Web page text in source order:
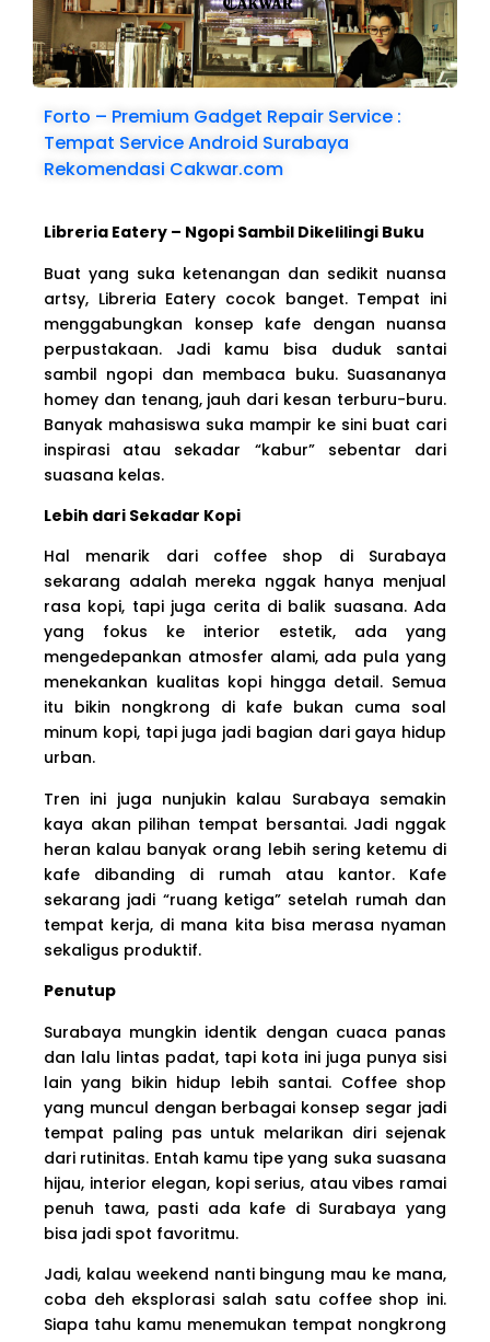
Forto – Premium Gadget Repair Service :
Tempat Service Android Surabaya
Rekomendasi Cakwar.com
Libreria Eatery – Ngopi Sambil Dikelilingi Buku
Buat yang suka ketenangan dan sedikit nuansa
artsy, Libreria Eatery cocok banget. Tempat ini
menggabungkan konsep kafe dengan nuansa
perpustakaan. Jadi kamu bisa duduk santai
sambil ngopi dan membaca buku. Suasananya
homey dan tenang, jauh dari kesan terburu-buru.
Banyak mahasiswa suka mampir ke sini buat cari
inspirasi atau sekadar “kabur” sebentar dari
suasana kelas.
Lebih dari Sekadar Kopi
Hal menarik dari coffee shop di Surabaya
sekarang adalah mereka nggak hanya menjual
rasa kopi, tapi juga cerita di balik suasana. Ada
yang fokus ke interior estetik, ada yang
mengedepankan atmosfer alami, ada pula yang
menekankan kualitas kopi hingga detail. Semua
itu bikin nongkrong di kafe bukan cuma soal
minum kopi, tapi juga jadi bagian dari gaya hidup
urban.
Tren ini juga nunjukin kalau Surabaya semakin
kaya akan pilihan tempat bersantai. Jadi nggak
heran kalau banyak orang lebih sering ketemu di
kafe dibanding di rumah atau kantor. Kafe
sekarang jadi “ruang ketiga” setelah rumah dan
tempat kerja, di mana kita bisa merasa nyaman
sekaligus produktif.
Penutup
Surabaya mungkin identik dengan cuaca panas
dan lalu lintas padat, tapi kota ini juga punya sisi
lain yang bikin hidup lebih santai. Coffee shop
yang muncul dengan berbagai konsep segar jadi
tempat paling pas untuk melarikan diri sejenak
dari rutinitas. Entah kamu tipe yang suka suasana
hijau, interior elegan, kopi serius, atau vibes ramai
penuh tawa, pasti ada kafe di Surabaya yang
bisa jadi spot favoritmu.
Jadi, kalau weekend nanti bingung mau ke mana,
coba deh eksplorasi salah satu coffee shop ini.
Siapa tahu kamu menemukan tempat nongkrong